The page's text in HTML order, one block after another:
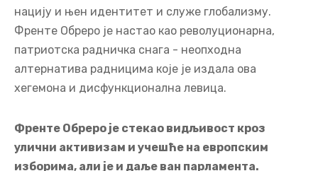
нацију и њен идентитет и служе глобализму.
Френте Обреро је настао као револуционарна,
патриотска радничка снага - неопходна
алтернатива радницима које је издала ова
хегемона и дисфункционална левица.
Френте Обреро је стекао видљивост кроз
улични активизам и учешће на европским
изборима, али је и даље ван парламента.